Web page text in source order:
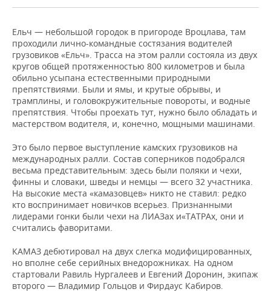
ЭНЕРГЕТИКА
УСЛУГИ
МЕДИА
ТЕЛЕКОММУНИКАЦИИ
ВЫЕЗДНАЯ РЕДАКЦИЯ
БИЗНЕС-БРАНЧИ
ONLINE-КОНФЕРЕНЦИИ
ОТКРЫТАЯ ЛЕКЦИЯ
НОВОСТИ СПОРТА
ФУТБОЛ
ХОККЕЙ
БАСКЕТБОЛ
ВОЛЕЙБОЛ
КИБЕРСПОРТ
ФИГУРНОЕ КАТАНИЕ
ВОДНЫЕ ВИДЫ СПОРТА
ХОККЕЙ С МЯЧОМ
ОБЩЕСТВО
НОВОСТИ ОБЩЕСТВА
ВЛАСТЬ
ИНФРАСТРУКТУРА
ИСТОРИЯ
КУЛЬТУРА
МЕДИЦИНА
ОБРАЗОВАНИЕ
ПРОИСШЕСТВИЯ
ФОТОГАЛЕРЕЯ
СЮЖЕТЫ
СПРАВОЧНИК
СПИСОК ПЕРСОН
СПИСОК КОМПАНИЙ
ПОЛНАЯ ВЕРСИЯ
Ельч — небольшой городок в пригороде Вроцлава, там
проходили лично-командные состязания водителей
грузовиков «Ельч». Трасса на этом ралли состояла из двух
кругов общей протяженностью 800 километров и была
обильно усыпана естественными природными
препятствиями. Были и ямы, и крутые обрывы, и
трамплины, и головокружительные повороты, и водные
препятствия. Чтобы проехать тут, нужно было обладать и
мастерством водителя, и, конечно, мощными машинами.
Это было первое выступление камских грузовиков на
международных ралли. Состав соперников подобрался
весьма представительным: здесь были поляки и чехи,
финны и словаки, шведы и немцы — всего 32 участника.
На высокие места «камазовцев» никто не ставил: редко
кто воспринимает новичков всерьез. Признанными
лидерами гонки были чехи на ЛИАЗах и«ТАТРАх, они и
считались фаворитами.
КАМАЗ дебютировал на двух слегка модифицированных,
но вполне себе серийных внедорожниках. На одном
стартовали Равиль Нургалеев и Евгений Доронин, экипаж
второго — Владимир Гольцов и Фирдаус Кабиров.